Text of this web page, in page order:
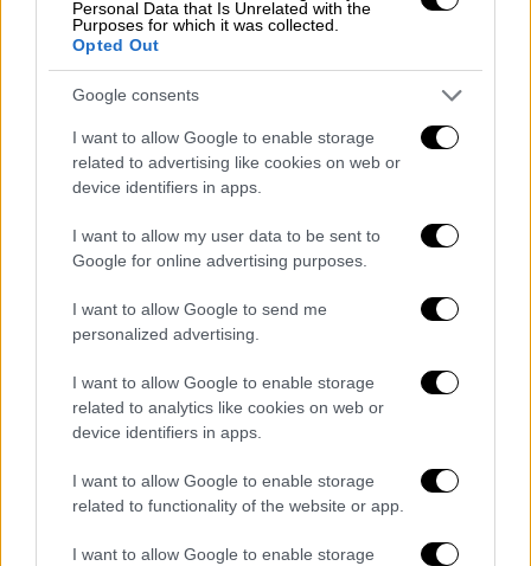
Personal Data that Is Unrelated with the
Purposes for which it was collected.
Opted Out
Google consents
I want to allow Google to enable storage
related to advertising like cookies on web or
device identifiers in apps.
I want to allow my user data to be sent to
Google for online advertising purposes.
I want to allow Google to send me
personalized advertising.
I want to allow Google to enable storage
related to analytics like cookies on web or
device identifiers in apps.
I want to allow Google to enable storage
related to functionality of the website or app.
I want to allow Google to enable storage
Ο πόλεμος μόλις αρχίζει. Η σύγκρουση
διάρκεσε 74 ημέρες και έληξε με την
παράδοση της Αργεντινής στις 14 Ιουνίου
έλεγχο. Οι Βρετανοί έχασαν 255 άνδρες και
είχαν 746 τραυματίες, ενώ οι Αργεντινοί 649
Αργεντίνοι στρατιώτες αιχμαλωτίσθηκαν
έναντι ενός Βρετανού. Η επιχείρηση
ανακατάληψης των Φόκλαντ κόστισε στη
Μεγάλη Βρετανία 1,6 δισ. λίρες, ενώ οι
πλοία, 10 με σοβαρές ζημιές και 34
αεροσκάφη.